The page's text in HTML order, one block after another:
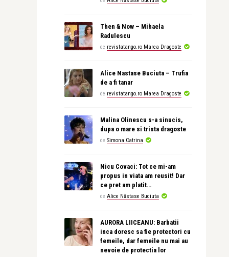
Then & Now – Mihaela
Radulescu
de revistatango.ro Marea Dragoste
Alice Nastase Buciuta – Trufia
de a fi tanar
de revistatango.ro Marea Dragoste
Malina Olinescu s-a sinucis,
dupa o mare si trista dragoste
de Simona Catrina
Nicu Covaci: Tot ce mi-am
propus in viata am reusit! Dar
ce pret am platit…
de Alice Năstase Buciuta
AURORA LIICEANU: Barbatii
inca doresc sa fie protectori cu
femeile, dar femeile nu mai au
nevoie de protectia lor